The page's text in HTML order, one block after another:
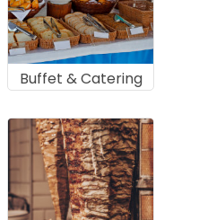
Buffet & Catering